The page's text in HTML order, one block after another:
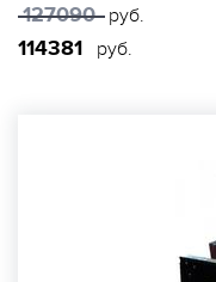
127090 руб.
114381 руб.